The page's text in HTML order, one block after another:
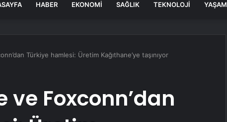
HABER EKONOMI SAĞLIK TEKNOLOJI YAŞAM
Türkiye hamlesi: Üretim Kağıthane’ye taşınıyor
ve Foxconn’dan